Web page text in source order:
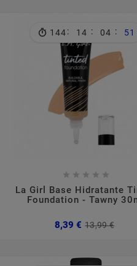
144: 14 : 04 : 50
    
La Girl Base Hidratante
Foundation - Tawny
8,39 € 13,99 €